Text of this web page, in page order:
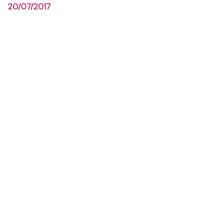
20/07/2017